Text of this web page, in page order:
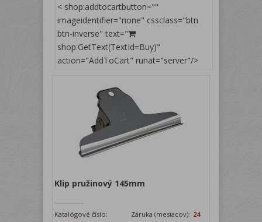
< shop:addtocartbutton=""
imageidentifier="none" cssclass="btn
btn-inverse" text="
shop:GetText(TextId=Buy)"
action="AddToCart" runat="server"/>
Klip pružinový 145mm
Katalógové číslo:
Záruka (mesiacov): 24